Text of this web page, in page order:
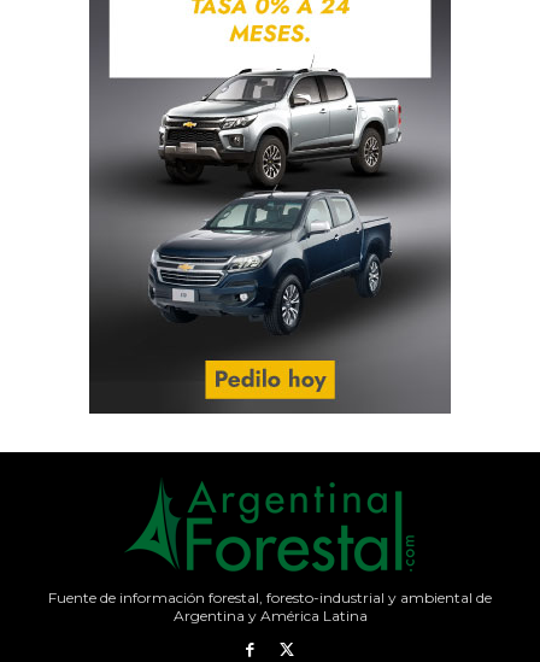
Fuente de información forestal, foresto-industrial y ambiental de
Argentina y América Latina